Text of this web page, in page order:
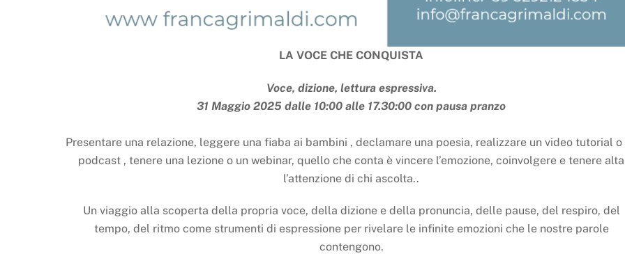
LA VOCE CHE CONQUISTA
Voce, dizione, lettura espressiva.
31 Maggio 2025 dalle 10:00 alle 17.30:00 con pausa pranzo
Presentare una relazione, leggere una fiaba ai bambini , declamare una poesia, realizzare un video tutorial o
podcast , tenere una lezione o un webinar, quello che conta è vincere l’emozione, coinvolgere e tenere alta
l’attenzione di chi ascolta..
Un viaggio alla scoperta della propria voce, della dizione e della pronuncia, delle pause, del respiro, del
tempo, del ritmo come strumenti di espressione per rivelare le infinite emozioni che le nostre parole
contengono.